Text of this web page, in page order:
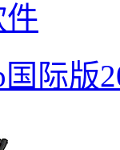
件
国际版